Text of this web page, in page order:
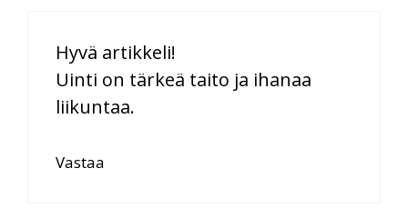
Hyvä artikkeli!
Uinti on tärkeä taito ja ihanaa
liikuntaa.
Vastaa